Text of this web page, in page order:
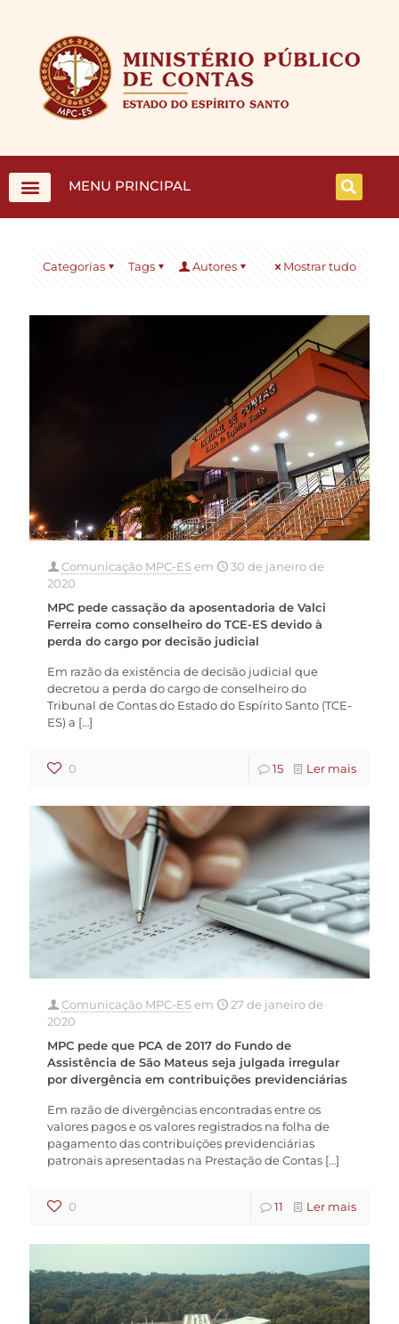
MENU PRINCIPAL
Categorias Tags Autores Mostrar tudo
Comunicação MPC-ESem
30 de janeiro de
2020
MPC pede cassação da aposentadoria de Valci
Ferreira como conselheiro do TCE-ES devido à
perda do cargo por decisão judicial
Em razão da existência de decisão judicial que
decretou a perda do cargo de conselheiro do
Tribunal de Contas do Estado do Espírito Santo (TCE-
ES) a […]
0 15 Ler mais
Comunicação MPC-ESem
27 de janeiro de
2020
MPC pede que PCA de 2017 do Fundo de
Assistência de São Mateus seja julgada irregular
por divergência em contribuições previdenciárias
Em razão de divergências encontradas entre os
valores pagos e os valores registrados na folha de
pagamento das contribuições previdenciárias
patronais apresentadas na Prestação de Contas […]
0 11 Ler mais